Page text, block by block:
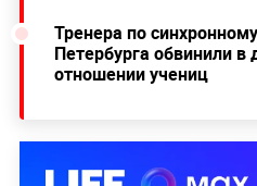
Тренера по
Петербурга обвинили в
отношении учениц